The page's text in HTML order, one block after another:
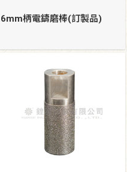
6mm柄電鑄磨棒(訂製品)